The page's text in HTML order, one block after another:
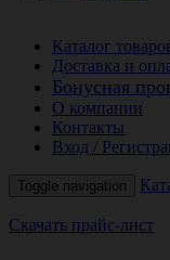
Каталог
Доставка и
Бонусная
О компании
Контакты
Вход /
Toggle navigation
Скачать прайс-лист